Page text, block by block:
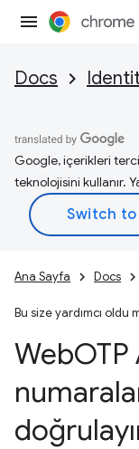
Docs
Google, içerikleri
teknolojisini kullanır.
Ana Sayfa Docs
Bu size yardımcı oldu
Web